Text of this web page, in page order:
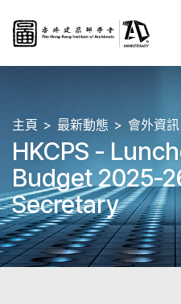
主頁 最新動態 會外資訊
HKCPS -
Budget 2025-
Secretary